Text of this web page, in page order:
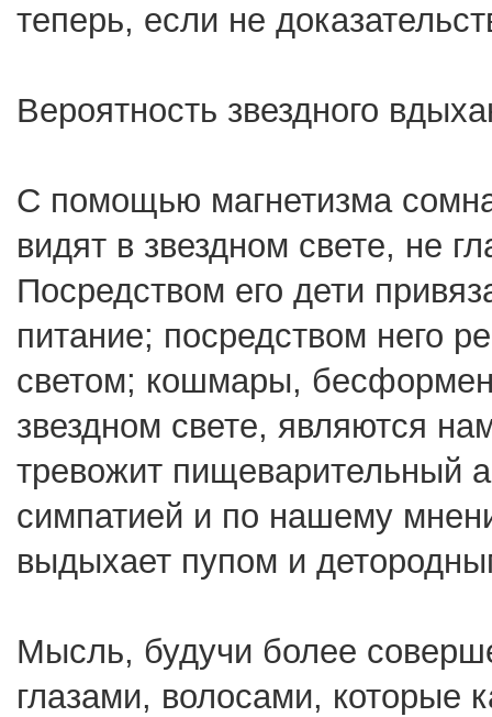
теперь, если не
Вероятность звездного
С помощью магнетизма
видят в звездном свете, не
Посредством его дети
питание; посредством него
светом; кошмары,
звездном свете, являются
тревожит пищеварительный
симпатией и по нашему
выдыхает пупом и
Мысль, будучи более
глазами, волосами, которые